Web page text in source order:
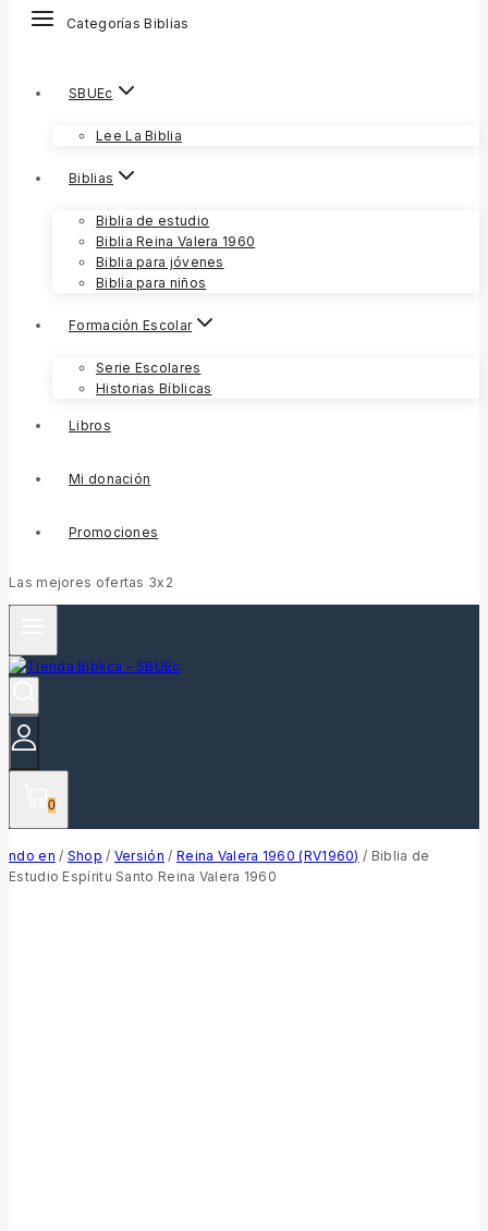
Categorías Biblias
SBUEc
Lee La Biblia
Biblias
Biblia de estudio
Biblia Reina Valera 1960
Biblia para jóvenes
Biblia para niños
Formación Escolar
Serie Escolares
Historias Bíblicas
Libros
Mi donación
Promociones
Las mejores ofertas 3x2
0
ndo en / Shop / Versión / Reina Valera 1960 (RV1960) / Biblia de
Estudio Espíritu Santo Reina Valera 1960